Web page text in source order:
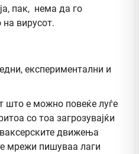
пак, нема да го
вирусот.
експериментални и
што е можно повеќе луѓе
со тоа загрозувајќи
движења
мрежи пишуваа лаги